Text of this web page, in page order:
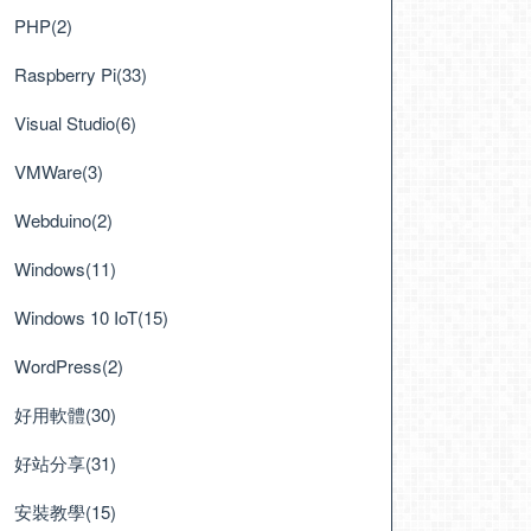
PHP(2)
Raspberry Pi(33)
Visual Studio(6)
VMWare(3)
Webduino(2)
Windows(11)
Windows 10 IoT(15)
WordPress(2)
好用軟體(30)
好站分享(31)
安裝教學(15)